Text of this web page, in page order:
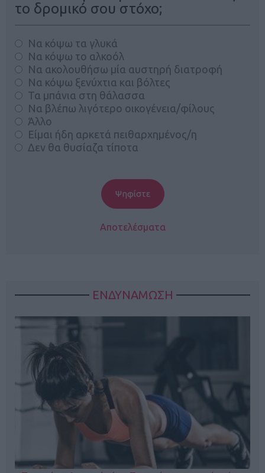
το δρομικό σου στόχο;
Να κόψω τα γλυκά
Να κόψω το αλκοόλ
Να ακολουθήσω μία αυστηρή διατροφή
Να κόψω ξενύχτια και βόλτες
Τα μπάνια στη θάλασσα
Να βλέπω λιγότερο οικογένεια/φίλους
Άλλο
Είμαι ήδη αρκετά πειθαρχημένος/η
Δεν θα θυσίαζα τίποτα
Αποτελέσματα
ΕΝΔΥΝΑΜΩΣΗ